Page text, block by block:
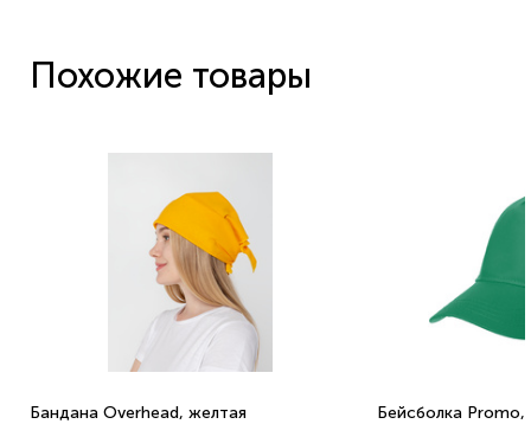
Похожие товары
Бандана Overhead, желтая Бейсболка Promo,